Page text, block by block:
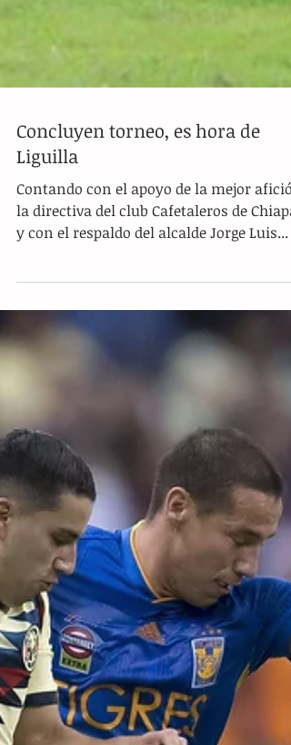
Contando con el apoyo de la mejor
la directiva del club Cafetaleros de
y con el respaldo del alcalde Jorge Luis...